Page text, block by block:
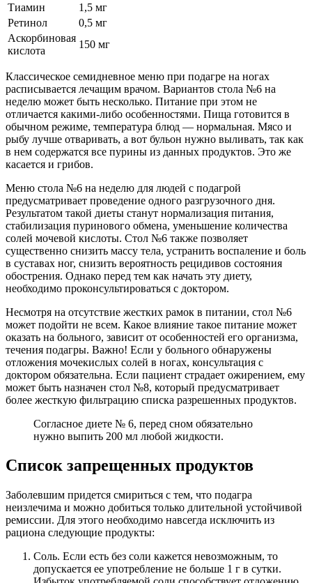
Тиамин
1,5 мг
Ретинол
0,5 мг
Аскорбиновая
кислота
150 мг
Классическое семидневное меню при подагре на ногах
расписывается лечащим врачом. Вариантов стола №6 на
неделю может быть несколько. Питание при этом не
отличается какими-либо особенностями. Пища готовится в
обычном режиме, температура блюд — нормальная. Мясо и
рыбу лучше отваривать, а вот бульон нужно выливать, так как
в нем содержатся все пурины из данных продуктов. Это же
касается и грибов.
Меню стола №6 на неделю для людей с подагрой
предусматривает проведение одного разгрузочного дня.
Результатом такой диеты станут нормализация питания,
стабилизация пуринового обмена, уменьшение количества
солей мочевой кислоты. Стол №6 также позволяет
существенно снизить массу тела, устранить воспаление и боль
в суставах ног, снизить вероятность рецидивов состояния
обострения. Однако перед тем как начать эту диету,
необходимо проконсультироваться с доктором.
Несмотря на отсутствие жестких рамок в питании, стол №6
может подойти не всем. Какое влияние такое питание может
оказать на больного, зависит от особенностей его организма,
течения подагры. Важно! Если у больного обнаружены
отложения мочекислых солей в ногах, консультация с
доктором обязательна. Если пациент страдает ожирением, ему
может быть назначен стол №8, который предусматривает
более жесткую фильтрацию списка разрешенных продуктов.
Согласное диете № 6, перед сном обязательно
нужно выпить 200 мл любой жидкости.
Список запрещенных продуктов
Заболевшим придется смириться с тем, что подагра
неизлечима и можно добиться только длительной устойчивой
ремиссии. Для этого необходимо навсегда исключить из
рациона следующие продукты:
Соль. Если есть без соли кажется невозможным, то
допускается ее употребление не больше 1 г в сутки.